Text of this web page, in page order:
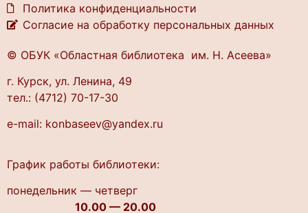
Политика конфиденциальности
Согласие на обработку персональных данных
© ОБУК «Областная библиотека им. Н. Асеева»
г. Курск, ул. Ленина, 49
тел.: (4712) 70-17-30
e-mail: konbaseev@yandex.ru
График работы библиотеки:
понедельник — четверг
10.00 — 20.00